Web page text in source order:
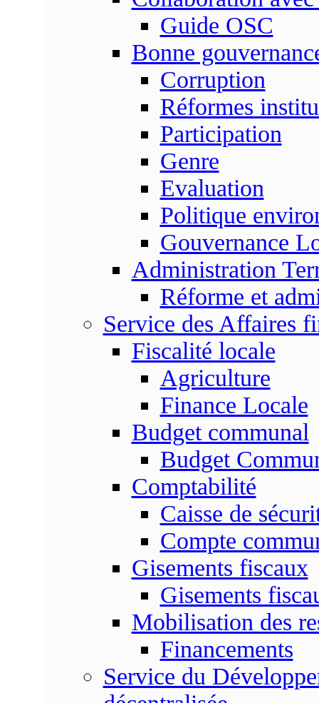
Guide OSC
Bonne
Corruption
Réformes
Participation
Genre
Evaluation
Politique
Gouvernance
Administration
Réforme et
Service des Affaires
Fiscalité locale
Agriculture
Finance Locale
Budget communal
Budget
Comptabilité
Caisse de
Compte
Gisements fiscaux
Gisements
Mobilisation des
Financements
Service du